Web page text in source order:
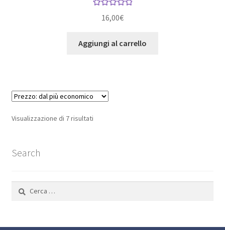
su 5
16,00€
Aggiungi al carrello
Visualizzazione di 7 risultatiPrezzo:
Search
Ricerca